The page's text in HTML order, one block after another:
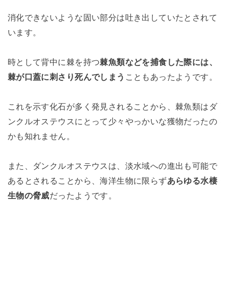
消化できないような固い部分は吐き出していたとされて
います。
時として背中に棘を持つ棘魚類などを捕食した際には、
棘が口蓋に刺さり死んでしまう こともあったようです。
これを示す化石が多く発見されることから、棘魚類はダ
ンクルオステウスにとって少々やっかいな獲物だったの
かも知れません。
また、ダンクルオステウスは、淡水域への進出も可能で
あるとされることから、海洋生物に限らずあらゆる水棲
生物の脅威だったようです。